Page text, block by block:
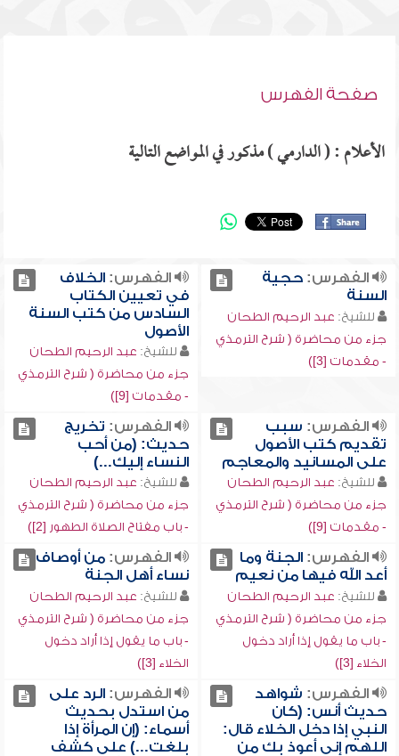
صفحة الفهرس
الأعلام : ( الدارمي ) مذكور في المواضع التالية
الفهرس:حجية
السنة
للشيخ: عبد الرحيم الطحان
جزء من محاضرة ( شرح الترمذي
- مقدمات [3])
الفهرس:الخلاف
في تعيين الكتاب
السادس من كتب السنة
الأصول
للشيخ: عبد الرحيم الطحان
جزء من محاضرة ( شرح الترمذي
- مقدمات [9])
الفهرس: سبب
تقديم كتب الأصول
على المسانيد والمعاجم
للشيخ: عبد الرحيم الطحان
جزء من محاضرة ( شرح الترمذي
- مقدمات [9])
الفهرس: تخريج
حديث: (من أحب
النساء إليك...)
للشيخ: عبد الرحيم الطحان
جزء من محاضرة ( شرح الترمذي
- باب مفتاح الصلاة الطهور [2])
الفهرس:الجنة وما
أعد الله فيها من نعيم
للشيخ: عبد الرحيم الطحان
جزء من محاضرة ( شرح الترمذي
- باب ما يقول إذا أراد دخول
الخلاء [3])
الفهرس:من أوصاف
نساء أهل الجنة
للشيخ: عبد الرحيم الطحان
جزء من محاضرة ( شرح الترمذي
- باب ما يقول إذا أراد دخول
الخلاء [3])
الفهرس: شواهد
حديث أنس: (كان
النبي إذا دخل الخلاء قال:
اللهم إني أعوذ بك من
الفهرس:الرد على
من استدل بحديث
أسماء: (إن المرأة إذا
بلغت...) على كشف